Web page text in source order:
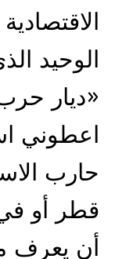
الوحيد
«ديار
اعطوني
حارب
قطر أو
أن يعرف